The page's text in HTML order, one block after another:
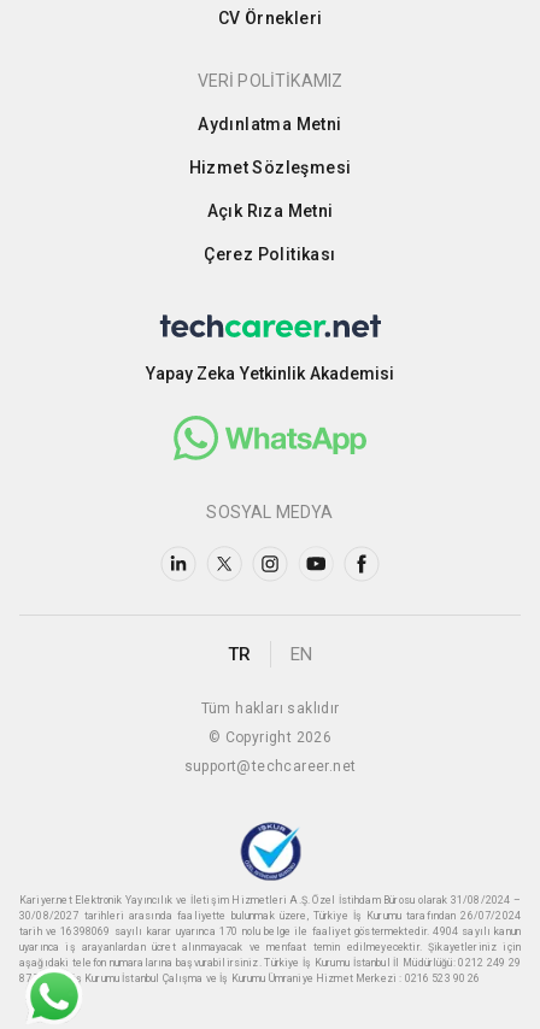
CV Örnekleri
VERİ POLİTİKAMIZ
Aydınlatma Metni
Hizmet Sözleşmesi
Açık Rıza Metni
Çerez Politikası
Yapay Zeka Yetkinlik Akademisi
SOSYAL MEDYA
TR EN
Tüm hakları saklıdır
© Copyright 2026
support@techcareer.net
Kariyer.net Elektronik Yayıncılık ve İletişim Hizmetleri A.Ş. Özel İstihdam Bürosu olarak 31/08/2024 –
30/08/2027 tarihleri arasında faaliyette bulunmak üzere, Türkiye İş Kurumu tarafından 26/07/2024
tarih ve 16398069 sayılı karar uyarınca 170 nolu belge ile faaliyet göstermektedir. 4904 sayılı kanun
uyarınca iş arayanlardan ücret alınmayacak ve menfaat temin edilmeyecektir. Şikayetleriniz için
aşağıdaki telefon numaralarına başvurabilirsiniz. Türkiye İş Kurumu İstanbul İl Müdürlüğü: 0212 249 29
87 Türkiye iş Kurumu İstanbul Çalışma ve İş Kurumu Ümraniye Hizmet Merkezi : 0216 523 90 26